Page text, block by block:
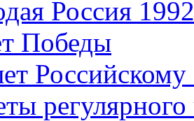
Россия
Победы